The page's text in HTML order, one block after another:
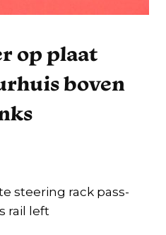
op plaat
boven
steering rack pass-
rail left